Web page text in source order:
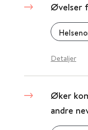
Øvelser
Detaljer
Øker
andre